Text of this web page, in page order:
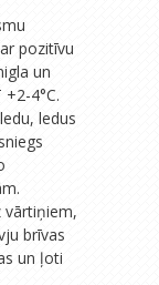
pozitīvu
un
4°C.
ledus
vārtiņiem,
brīvas
un ļoti